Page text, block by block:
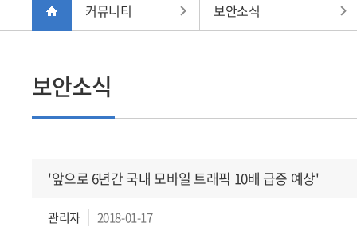
커뮤니티 보안소식
보안소식
'앞으로 6년간 국내 모바일 트래픽 10배 급증 예상'
관리자 2018-01-17